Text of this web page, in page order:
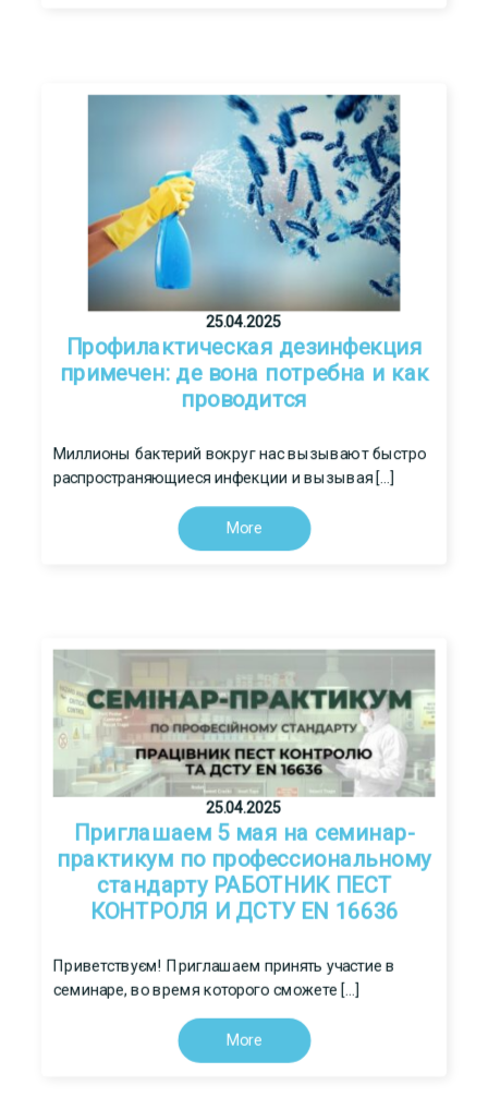
25.04.2025
Профилактическая дезинфекция
примечен: де вона потребна и как
проводится
Миллионы бактерий вокруг нас вызывают быстро
распространяющиеся инфекции и вызывая […]
More
25.04.2025
Приглашаем 5 мая на семинар-
практикум по профессиональному
стандарту РАБОТНИК ПЕСТ
КОНТРОЛЯ И ДСТУ ЕN 16636
Приветствуєм! Приглашаем принять участие в
семинаре, во время которого сможете […]
More